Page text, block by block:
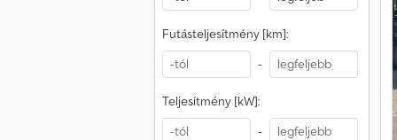
Futásteljesítmény [km]:
-
Teljesítmény [kW]:
-